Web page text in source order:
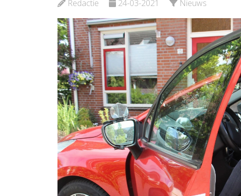
Redactie 24-03-2021 Nieuws
Bekijk de pagina